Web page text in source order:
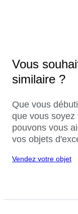
Vous
similaire ?
Que vous
que vous
pouvons vous
vos objets
Vendez votre objet